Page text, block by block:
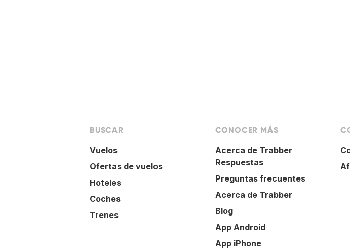
BUSCAR
Vuelos
Ofertas de vuelos
Hoteles
Coches
Trenes
CONOCER MÁS
Acerca de Trabber
Respuestas
Preguntas frecuentes
Acerca de Trabber
Blog
App Android
App iPhone